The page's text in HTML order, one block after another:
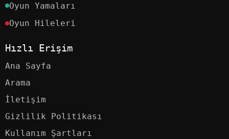
Oyun Yamaları
Oyun Hileleri
Hızlı Erişim
Ana Sayfa
Arama
İletişim
Gizlilik Politikası
Kullanım Şartları